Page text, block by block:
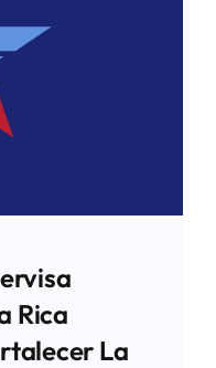
Rica
La